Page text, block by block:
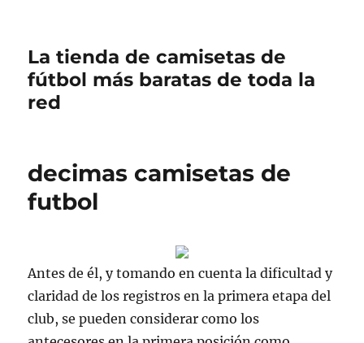
La tienda de camisetas de
fútbol más baratas de toda la
red
decimas camisetas de
futbol
Antes de él, y tomando en cuenta la dificultad y
claridad de los registros en la primera etapa del
club, se pueden considerar como los